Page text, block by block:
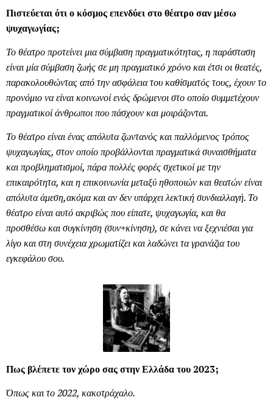
Πιστεύεται ότι ο κόσμος επενδύει στο θέατρο σαν μέσω
ψυχαγωγίας;
Το θέατρο προτείνει μια σύμβαση πραγματικότητας, η παράσταση
είναι μία σύμβαση ζωής σε μη πραγματικό χρόνο και έτσι οι θεατές,
παρακολουθώντας από την ασφάλεια του καθίσματός τους, έχουν το
προνόμιο να είναι κοινωνοί ενός δρώμενοι στο οποίο συμμετέχουν
πραγματικοί άνθρωποι που πάσχουν και μοιράζονται.
Το θέατρο είναι ένας απόλυτα ζωντανός και παλλόμενος τρόπος
ψυχαγωγίας, στον οποίο προβάλλονται πραγματικά συναισθήματα
και προβληματισμοί, πάρα πολλές φορές σχετικοί με την
επικαιρότητα, και η επικοινωνία μεταξύ ηθοποιών και θεατών είναι
απόλυτα άμεση,ακόμα και αν δεν υπάρχει λεκτική συνδιαλλαγή. Το
θέατρο είναι αυτό ακριβώς που είπατε, ψυχαγωγία, και θα
προσθέσω και συγκίνηση (συν+κίνηση), σε κάνει να ξεχνιέσαι για
λίγο και στη συνέχεια χρωματίζει και λαδώνει τα γρανάζια του
εγκεφάλου σου.
Πως βλέπετε τον χώρο σας στην Ελλάδα του 2023;
Όπως και το 2022, κακοτράχαλο.